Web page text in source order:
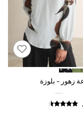
زهور - بلوزة